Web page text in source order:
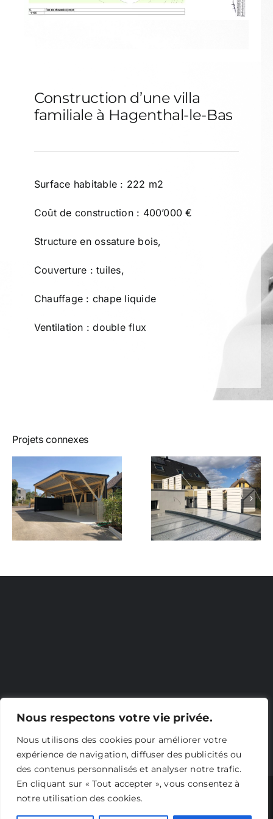
Nous respectons votre vie privée.
Nous utilisons des cookies pour améliorer votre
expérience de navigation, diffuser des publicités ou
des contenus personnalisés et analyser notre trafic.
En cliquant sur « Tout accepter », vous consentez à
notre utilisation des cookies.
Construction d’une villa
familiale à Hagenthal-le-Bas
Surface habitable : 222 m2
Coût de construction : 400’000 €
Structure en ossature bois,
Couverture : tuiles,
Chauffage : chape liquide
Ventilation : double flux
Projets connexes
Claustra à
Muespach
Nouveau
projet
Copyright 2023 AFP Architecte | Tous droits réservés |